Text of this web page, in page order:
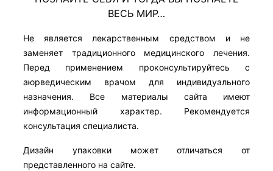
ВЕСЬ МИР…
Не является лекарственным средством и не
заменяет традиционного медицинского лечения.
Перед применением проконсультируйтесь с
аюрведическим врачом для индивидуального
назначения. Все материалы сайта имеют
информационный характер. Рекомендуется
консультация специалиста.
Дизайн упаковки может отличаться от
представленного на сайте.